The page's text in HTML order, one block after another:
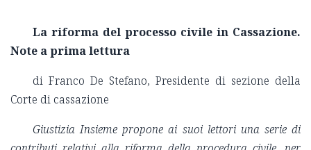
La riforma del processo civile in Cassazione.
Note a prima lettura
di Franco De Stefano, Presidente di sezione della
Corte di cassazione
Giustizia Insieme propone ai suoi lettori una serie di